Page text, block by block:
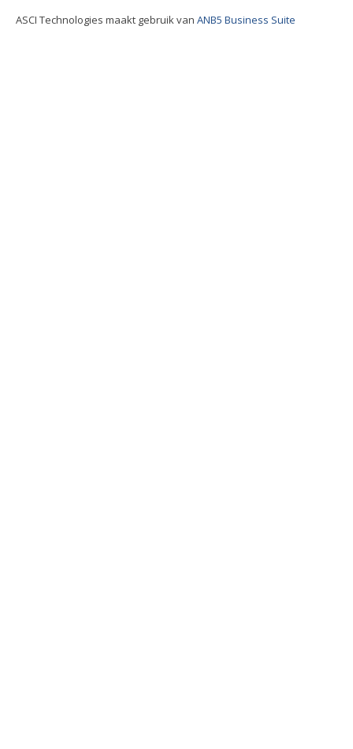
ASCI Technologies maakt gebruik van ANB5 Business Suite